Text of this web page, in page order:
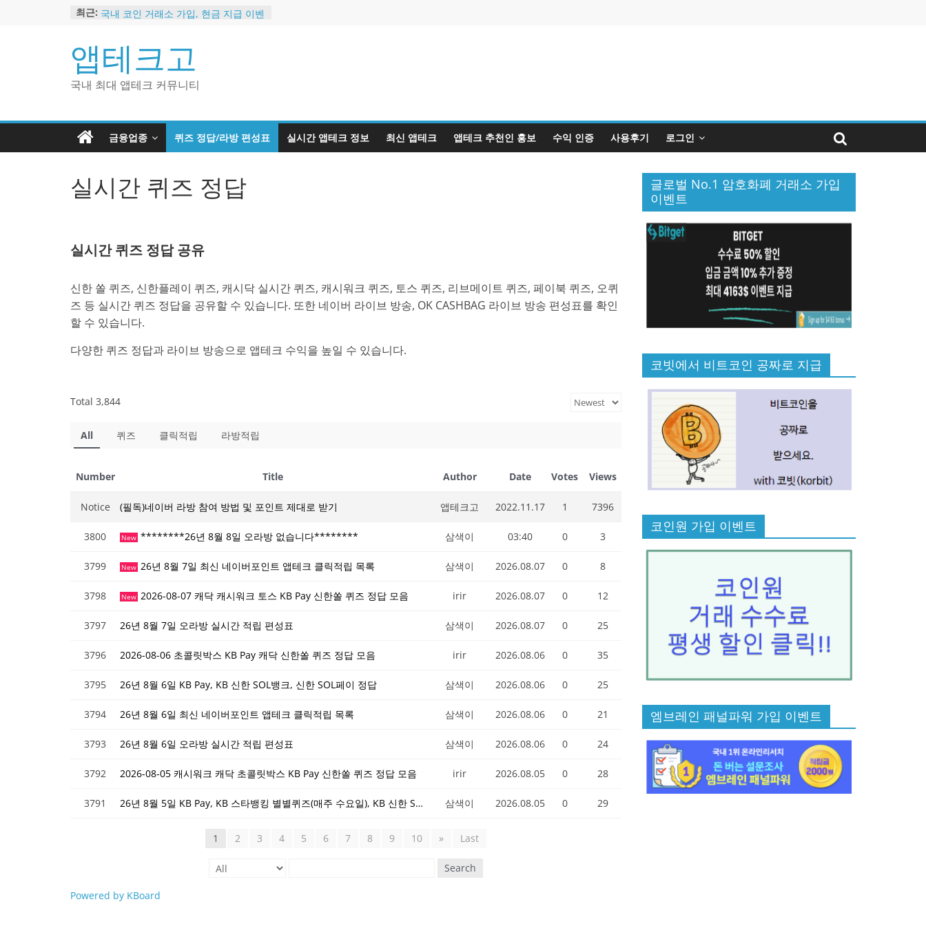
최근:
국내 코인 거래소 가입, 현금 지급 이벤
2024 강력히 추천하는 은행 멤버십 현
금 앱테크
해외 코인 거래소 추천 순위 BEST 2
현금 지급하는 국내 코인 거래소 추천
앱테크고
국내 최대 앱테크 커뮤니티
금융업종 퀴즈 정답/라방 편성표 실시간 앱테크 정보 최신 앱테크 앱테크 추천인 홍보 수익 인증 사용후기 로그인
실시간 퀴즈 정답
실시간 퀴즈 정답 공유
신한 쏠 퀴즈, 신한플레이 퀴즈, 캐시닥 실시간 퀴즈, 캐시워크 퀴즈, 토스 퀴즈, 리브메이트 퀴즈, 페이북 퀴즈, 오퀴
즈 등 실시간 퀴즈 정답을 공유할 수 있습니다. 또한 네이버 라이브 방송, OK CASHBAG 라이브 방송 편성표를 확인
할 수 있습니다.
다양한 퀴즈 정답과 라이브 방송으로 앱테크 수익을 높일 수 있습니다.
Total 3,844
All 퀴즈 클릭적립 라방적립
Number Title Author Date Votes Views
Notice (필독)네이버 라방 참여 방법 및 포인트 제대로 받기 앱테크고 2022.11.17 1 7396
3800 New ********26년 8월 8일 오라방 없습니다******** 삼색이 03:40 0 3
3799 New 26년 8월 7일 최신 네이버포인트 앱테크 클릭적립 목록 삼색이 2026.08.07 0 8
3798 New 2026-08-07 캐닥 캐시워크 토스 KB Pay 신한쏠 퀴즈 정답 모음 irir 2026.08.07 0 12
3797 26년 8월 7일 오라방 실시간 적립 편성표 삼색이 2026.08.07 0 25
3796 2026-08-06 초콜릿박스 KB Pay 캐닥 신한쏠 퀴즈 정답 모음 irir 2026.08.06 0 35
3795 26년 8월 6일 KB Pay, KB 신한 SOL뱅크, 신한 SOL페이 정답 삼색이 2026.08.06 0 25
3794 26년 8월 6일 최신 네이버포인트 앱테크 클릭적립 목록 삼색이 2026.08.06 0 21
3793 26년 8월 6일 오라방 실시간 적립 편성표 삼색이 2026.08.06 0 24
3792 2026-08-05 캐시워크 캐닥 초콜릿박스 KB Pay 신한쏠 퀴즈 정답 모음 irir 2026.08.05 0 28
3791 26년 8월 5일 KB Pay, KB 스타뱅킹 별별퀴즈(매주 수요일), KB 신한 SOL뱅크, 신한 SOL페이 정답 삼색이 2026.08.05 0 29
1 2 3 4 5 6 7 8 9 10 » Last
Search
Powered by KBoard
글로벌 No.1 암호화폐 거래소 가입
이벤트
코빗에서 비트코인 공짜로 지급
코인원 가입 이벤트
엠브레인 패널파워 가입 이벤트